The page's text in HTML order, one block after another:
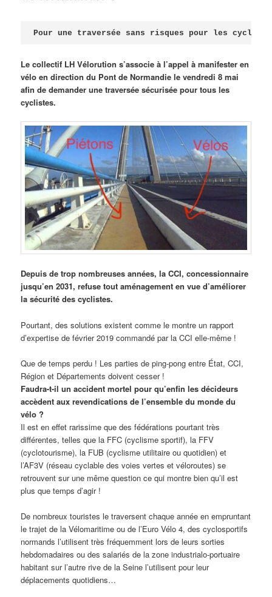
Pour une traversée sans risques pour les
Le collectif LH Vélorution s’associe à l’appel à manifester en
vélo en direction du Pont de Normandie le vendredi 8 mai
afin de demander une traversée sécurisée pour tous les
cyclistes.
Depuis de trop nombreuses années, la CCI, concessionnaire
jusqu’en 2031, refuse tout aménagement en vue d’améliorer
la sécurité des cyclistes.
Pourtant, des solutions existent comme le montre un rapport
d’expertise de février 2019 commandé par la CCI elle-même !
Que de temps perdu ! Les parties de ping-pong entre État, CCI,
Région et Départements doivent cesser !
Faudra-t-il un accident mortel pour qu’enfin les décideurs
accèdent aux revendications de l’ensemble du monde du
vélo ?
Il est en effet rarissime que des fédérations pourtant très
différentes, telles que la FFC (cyclisme sportif), la FFV
(cyclotourisme), la FUB (cyclisme utilitaire ou quotidien) et
l’AF3V (réseau cyclable des voies vertes et véloroutes) se
retrouvent sur une même question ce qui montre bien qu’il est
plus que temps d’agir !
De nombreux touristes le traversent chaque année en empruntant
le trajet de la Vélomaritime ou de l’Euro Vélo 4, des cyclosportifs
normands l’utilisent très fréquemment lors de leurs sorties
hebdomadaires ou des salariés de la zone industrialo-portuaire
habitant sur l’autre rive de la Seine l’utilisent pour leur
déplacements quotidiens…